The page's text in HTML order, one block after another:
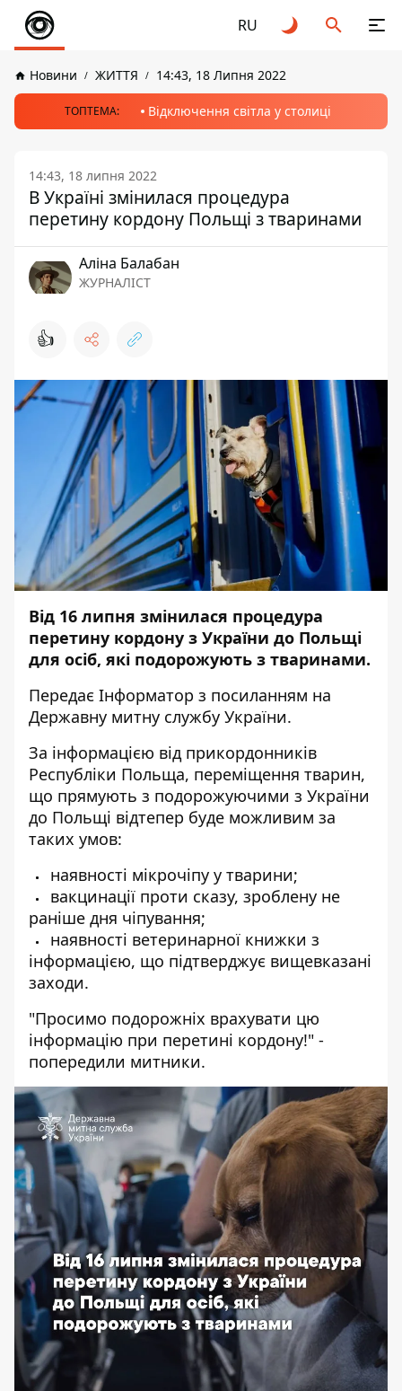
RU
Новини ЖИТТЯ 14:43, 18 Липня 2022
ТОПТЕМА: Відключення світла у столиці
14:43, 18 липня 2022
В Україні змінилася процедура
перетину кордону Польщі з тваринами
Аліна Балабан
ЖУРНАЛІСТ
👍
Від 16 липня змінилася процедура
перетину кордону з України до Польщі
для осіб, які подорожують з тваринами.
Передає Інформатор з посиланням на
Державну митну службу України.
За інформацією від прикордонників
Республіки Польща, переміщення тварин,
що прямують з подорожуючими з України
до Польщі відтепер буде можливим за
таких умов:
наявності мікрочіпу у тварини;
вакцинації проти сказу, зроблену не
раніше дня чіпування;
наявності ветеринарної книжки з
інформацією, що підтверджує вищевказані
заходи.
"Просимо подорожніх врахувати цю
інформацію при перетині кордону!" -
попередили митники.